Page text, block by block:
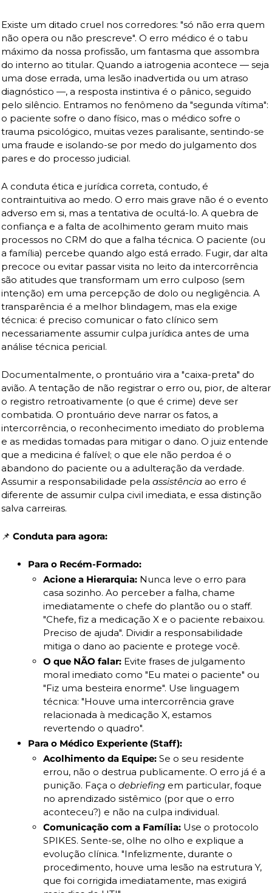
Existe um ditado cruel nos corredores: "só não erra quem
não opera ou não prescreve". O erro médico é o tabu
máximo da nossa profissão, um fantasma que assombra
do interno ao titular. Quando a iatrogenia acontece — seja
uma dose errada, uma lesão inadvertida ou um atraso
diagnóstico —, a resposta instintiva é o pânico, seguido
pelo silêncio. Entramos no fenômeno da "segunda vítima":
o paciente sofre o dano físico, mas o médico sofre o
trauma psicológico, muitas vezes paralisante, sentindo-se
uma fraude e isolando-se por medo do julgamento dos
pares e do processo judicial.
A conduta ética e jurídica correta, contudo, é
contraintuitiva ao medo. O erro mais grave não é o evento
adverso em si, mas a tentativa de ocultá-lo. A quebra de
confiança e a falta de acolhimento geram muito mais
processos no CRM do que a falha técnica. O paciente (ou
a família) percebe quando algo está errado. Fugir, dar alta
precoce ou evitar passar visita no leito da intercorrência
são atitudes que transformam um erro culposo (sem
intenção) em uma percepção de dolo ou negligência. A
transparência é a melhor blindagem, mas ela exige
técnica: é preciso comunicar o fato clínico sem
necessariamente assumir culpa jurídica antes de uma
análise técnica pericial.
Documentalmente, o prontuário vira a "caixa-preta" do
avião. A tentação de não registrar o erro ou, pior, de alterar
o registro retroativamente (o que é crime) deve ser
combatida. O prontuário deve narrar os fatos, a
intercorrência, o reconhecimento imediato do problema
e as medidas tomadas para mitigar o dano. O juiz entende
que a medicina é falível; o que ele não perdoa é o
abandono do paciente ou a adulteração da verdade.
Assumir a responsabilidade pela assistência ao erro é
diferente de assumir culpa civil imediata, e essa distinção
salva carreiras.
📌 Conduta para agora:
Para o Recém-Formado:
Acione a Hierarquia: Nunca leve o erro para
casa sozinho. Ao perceber a falha, chame
imediatamente o chefe do plantão ou o staff.
"Chefe, fiz a medicação X e o paciente rebaixou.
Preciso de ajuda". Dividir a responsabilidade
mitiga o dano ao paciente e protege você.
O que NÃO falar: Evite frases de julgamento
moral imediato como "Eu matei o paciente" ou
"Fiz uma besteira enorme". Use linguagem
técnica: "Houve uma intercorrência grave
relacionada à medicação X, estamos
revertendo o quadro".
Para o Médico Experiente (Staff):
Acolhimento da Equipe: Se o seu residente
errou, não o destrua publicamente. O erro já é a
punição. Faça o debriefing em particular, foque
no aprendizado sistêmico (por que o erro
aconteceu?) e não na culpa individual.
Comunicação com a Família: Use o protocolo
SPIKES. Sente-se, olhe no olho e explique a
evolução clínica. "Infelizmente, durante o
procedimento, houve uma lesão na estrutura Y,
que foi corrigida imediatamente, mas exigirá